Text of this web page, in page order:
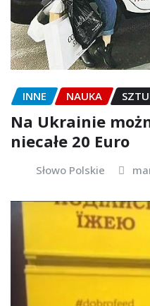
INNE NAUKA
Na Ukrainie
niecałe 20 Euro
Słowo Polskie